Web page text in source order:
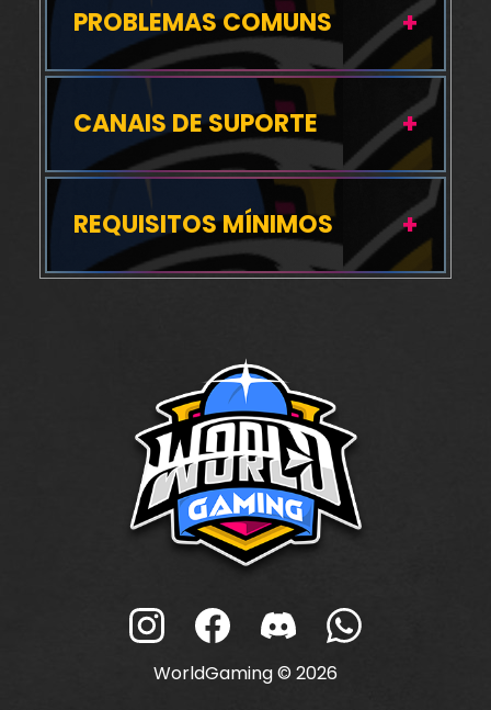
PROBLEMAS COMUNS
CANAIS DE SUPORTE
REQUISITOS MÍNIMOS
WorldGaming © 2026